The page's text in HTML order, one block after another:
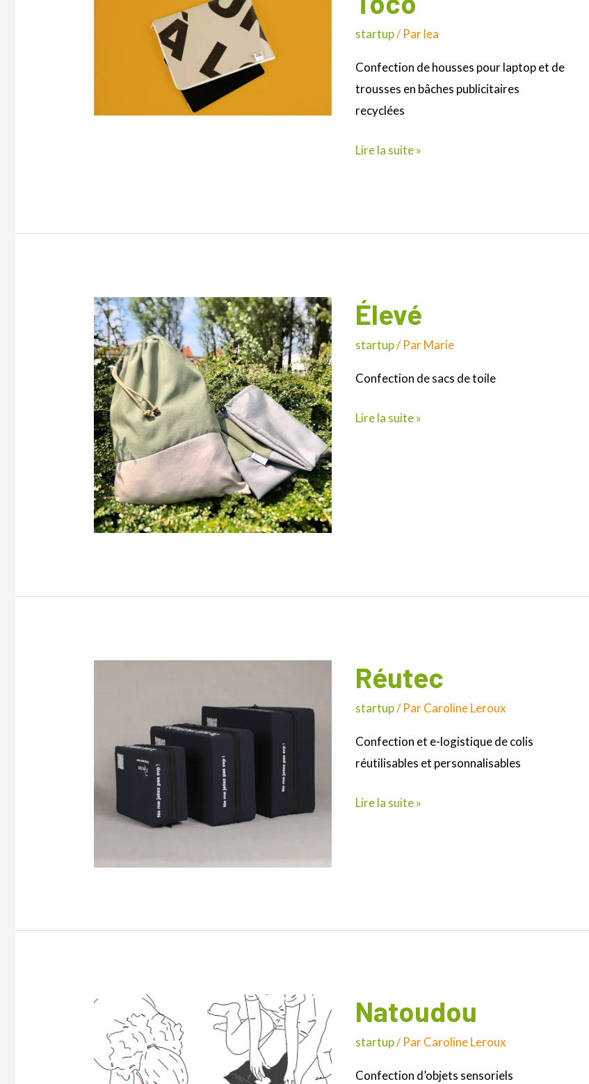
startup/ Parlea
Confection de housses pour laptop et de
trousses en bâches publicitaires
recyclées
Lire la suite »
Élevé
startup/ ParMarie
Confection de sacs de toile
Élevé
Lire la suite »
Réutec
startup/ ParCaroline Leroux
Confection et e-logistique de colis
réutilisables et personnalisables
Réutec
Lire la suite »
Natoudou
startup/ ParCaroline Leroux
Confection d’objets sensoriels
Natoudou